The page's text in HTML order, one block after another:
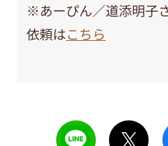
※あーぴん／道添明子
依頼はこちら